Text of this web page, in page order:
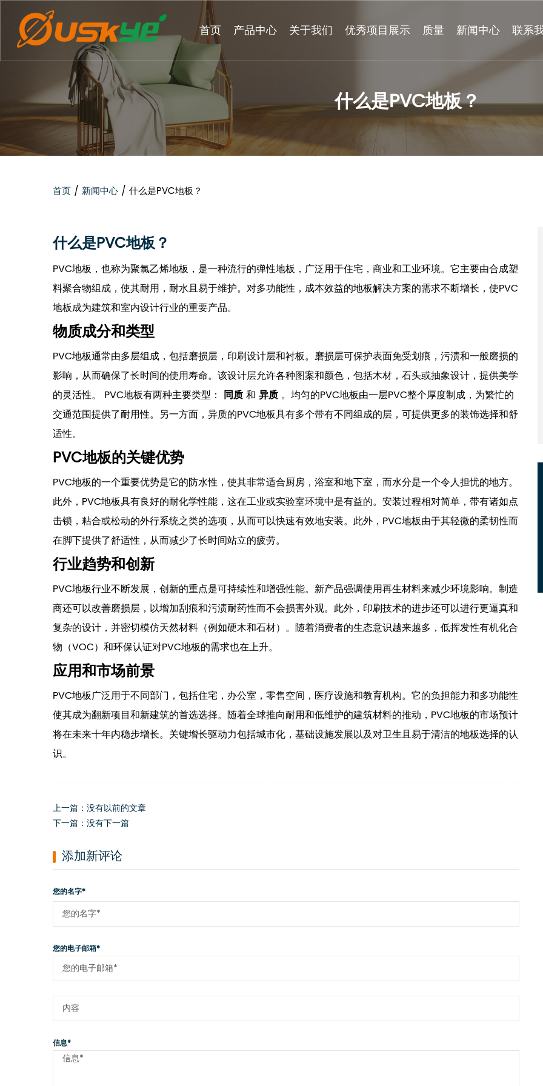
首页 产品中心 关于我们 优秀项目展示 质量 新闻中心 联系
什么是PVC地板？
首页 / 新闻中心 / 什么是PVC地板？
什么是PVC地板？
PVC地板，也称为聚氯乙烯地板，是一种流行的弹性地板，广泛用于住宅，商业和工业环境。它主要由合成塑
料聚合物组成，使其耐用，耐水且易于维护。对多功能性，成本效益的地板解决方案的需求不断增长，使PVC
地板成为建筑和室内设计行业的重要产品。
物质成分和类型
PVC地板通常由多层组成，包括磨损层，印刷设计层和衬板。磨损层可保护表面免受划痕，污渍和一般磨损的
影响，从而确保了长时间的使用寿命。该设计层允许各种图案和颜色，包括木材，石头或抽象设计，提供美学
的灵活性。 PVC地板有两种主要类型： 同质和 异质 。均匀的PVC地板由一层PVC整个厚度制成，为繁忙的
交通范围提供了耐用性。另一方面，异质的PVC地板具有多个带有不同组成的层，可提供更多的装饰选择和舒
适性。
PVC地板的关键优势
PVC地板的一个重要优势是它的防水性，使其非常适合厨房，浴室和地下室，而水分是一个令人担忧的地方。
此外，PVC地板具有良好的耐化学性能，这在工业或实验室环境中是有益的。安装过程相对简单，带有诸如点
击锁，粘合或松动的外行系统之类的选项，从而可以快速有效地安装。此外，PVC地板由于其轻微的柔韧性而
在脚下提供了舒适性，从而减少了长时间站立的疲劳。
行业趋势和创新
PVC地板行业不断发展，创新的重点是可持续性和增强性能。新产品强调使用再生材料来减少环境影响。制造
商还可以改善磨损层，以增加刮痕和污渍耐药性而不会损害外观。此外，印刷技术的进步还可以进行更逼真和
复杂的设计，并密切模仿天然材料（例如硬木和石材）。随着消费者的生态意识越来越多，低挥发性有机化合
物（VOC）和环保认证对PVC地板的需求也在上升。
应用和市场前景
PVC地板广泛用于不同部门，包括住宅，办公室，零售空间，医疗设施和教育机构。它的负担能力和多功能性
使其成为翻新项目和新建筑的首选选择。随着全球推向耐用和低维护的建筑材料的推动，PVC地板的市场预计
将在未来十年内稳步增长。关键增长驱动力包括城市化，基础设施发展以及对卫生且易于清洁的地板选择的认
识。
上一篇：没有以前的文章
下一篇：没有下一篇
添加新评论
您的名字*
您的电子邮箱*
信息*